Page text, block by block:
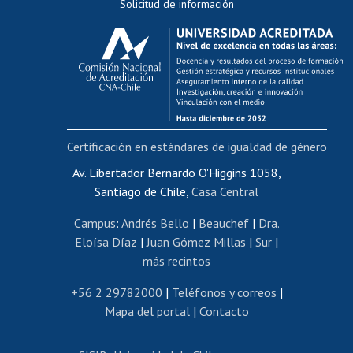
Evaluación docente
Calificación académica
Postulación al AUCAI
Funcionarias/os
Cursos internos de capacitación
Bienestar del personal
Portal de movilidad interna
Certificado de renta
Certificado de renta honorarios
Editar páginas blancas
Extranjeras/os
Revalidación y reconocimiento de títulos
Postulación al Programa de Movilidad Estudiantil
Solicitud de información
Av. Libertador Bernardo O'Higgins 1058,
Santiago de Chile, Casa Central
Campus: Andrés Bello | Beauchef| Dra.
Eloísa Díaz |Juan Gómez Millas | Sur |
más recintos
+56 2 29782000 | Teléfonos y correos |
Mapa del portal| Contacto
Certificación en estándares de igualdad de género